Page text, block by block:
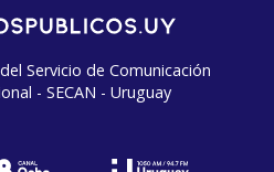
Servicio de Comunicación
- SECAN - Uruguay